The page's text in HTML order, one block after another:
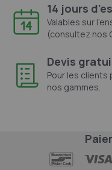
14 jours
Valables sur
(consultez nos
Devis
Pour les
nos gammes.